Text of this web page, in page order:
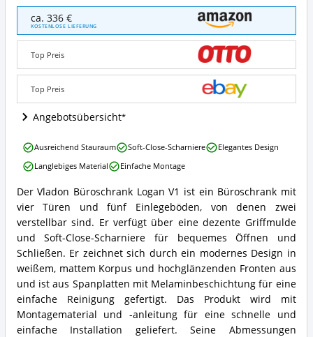
Vladon
Büroschrank
Logan
Angebote:
Wo
dieser
Büroschrank
erhältlich?
ca. 336 €
KOSTENLOSE LIEFERUNG
Top Preis
Top Preis
Angebotsübersicht
Vladon
Büroschrank
Logan
V1
Zusammenfassung:
Was
bietet
dieser
Büroschrank?
Der Vladon Büroschrank Logan V1 ist ein Büroschrank mit
vier Türen und fünf Einlegeböden, von denen zwei
verstellbar sind. Er verfügt über eine dezente Griffmulde
und Soft-Close-Scharniere für bequemes Öffnen und
Schließen. Er zeichnet sich durch ein modernes Design in
weißem, mattem Korpus und hochglänzenden Fronten aus
und ist aus Spanplatten mit Melaminbeschichtung für eine
einfache Reinigung gefertigt. Das Produkt wird mit
Montagematerial und -anleitung für eine schnelle und
einfache Installation geliefert. Seine Abmessungen
Vladon
Büroschrank
Logan
Vorteile:
Was
spricht
für
diesen
Büroschrank?
Ausreichend Stauraum Soft-Close-Scharniere
Elegantes Design
Langlebiges Material
Einfache Montage